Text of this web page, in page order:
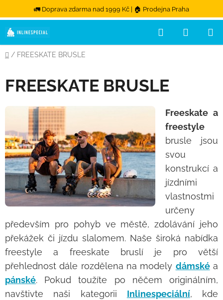
🚛 Doprava zdarma nad 1999 Kč | 🏠 Prodejna Praha
Hledat
Domů
/ FREESKATE BRUSLE
FREESKATE BRUSLE
Freeskate a
freestyle
brusle jsou
svou
konstrukcí a
jízdními
vlastnostmi
určeny
především pro pohyb ve městě, zdolávání jeho
překážek či jízdu slalomem. Naše široká nabídka
freestyle a freeskate bruslí je pro větší
přehlednost dále rozdělena na modely dámskéa
pánské. Pokud toužíte po něčem originálním,
navštivte naši kategorii Inlinespeciální, kde